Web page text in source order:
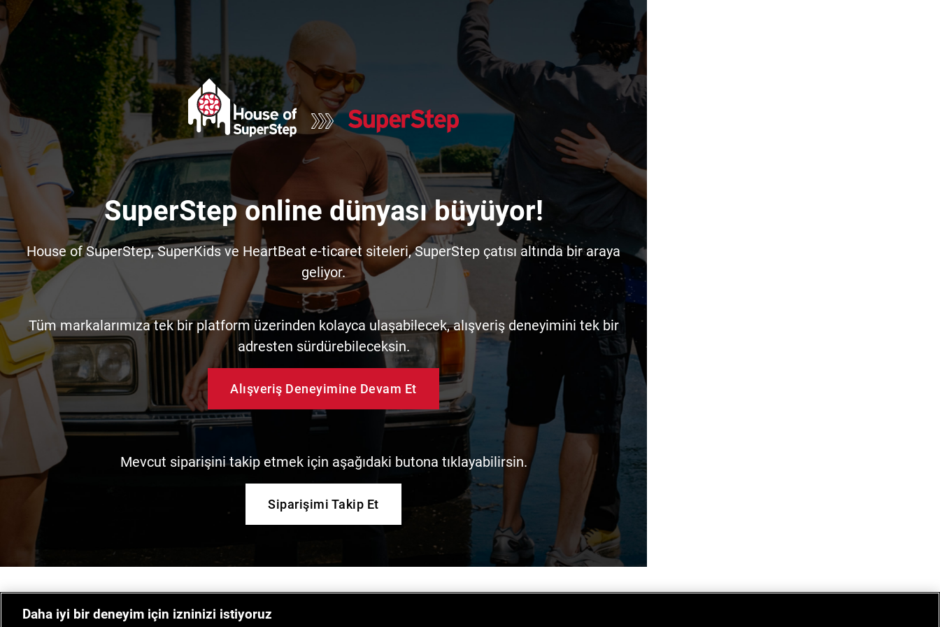
SuperStep online dünyası büyüyor!
House of SuperStep, SuperKids ve HeartBeat e-ticaret siteleri, SuperStep çatısı altında bir araya
geliyor.
Tüm markalarımıza tek bir platform üzerinden kolayca ulaşabilecek, alışveriş deneyimini tek bir
adresten sürdürebileceksin.
Alışveriş Deneyimine Devam Et
Mevcut siparişini takip etmek için aşağıdaki butona tıklayabilirsin.
Siparişimi Takip Et
Daha iyi bir deneyim için izninizi istiyoruz